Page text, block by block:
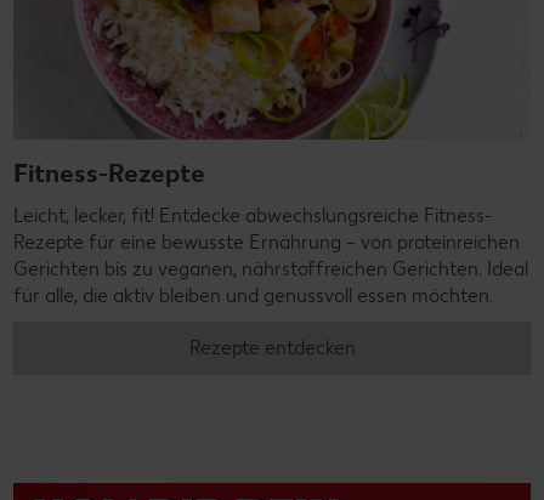
Fitness-Rezepte
Leicht, lecker, fit! Entdecke abwechslungsreiche Fitness-
Rezepte für eine bewusste Ernährung – von proteinreichen
Gerichten bis zu veganen, nährstoffreichen Gerichten. Ideal
für alle, die aktiv bleiben und genussvoll essen möchten.
Rezepte entdecken